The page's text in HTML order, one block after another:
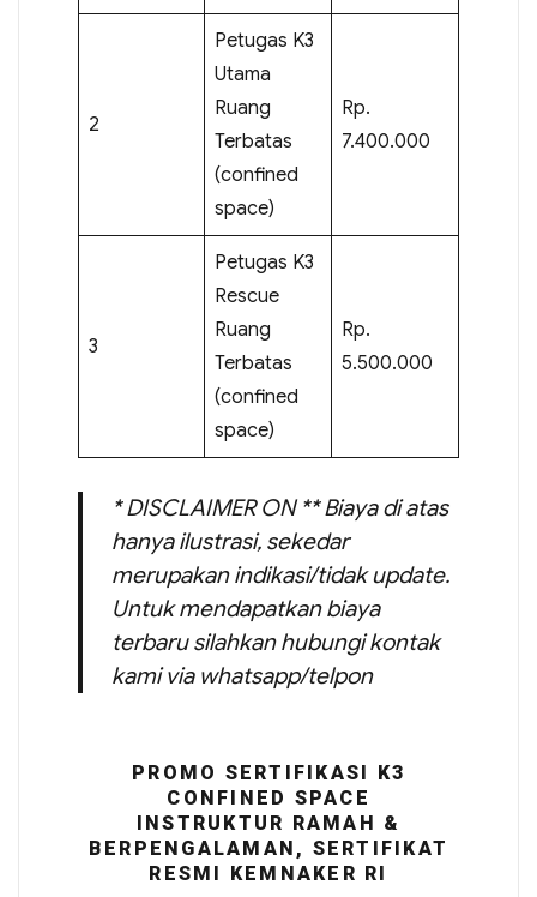
2
Petugas K3
Utama
Ruang
Terbatas
(confined
space)
Rp.
7.400.000
3
Petugas K3
Rescue
Ruang
Terbatas
(confined
space)
Rp.
5.500.000
* DISCLAIMER ON ** Biaya di atas
hanya ilustrasi, sekedar
merupakan indikasi/tidak update.
Untuk mendapatkan biaya
terbaru silahkan hubungi kontak
kami via whatsapp/telpon
PROMO SERTIFIKASI K3
CONFINED SPACE
INSTRUKTUR RAMAH &
BERPENGALAMAN, SERTIFIKAT
RESMI KEMNAKER RI